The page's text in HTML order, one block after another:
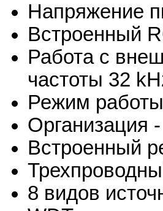
Напряжение
Встроенный
Работа с
частоты 32
Режим
Организация
Встроенный
8 видов